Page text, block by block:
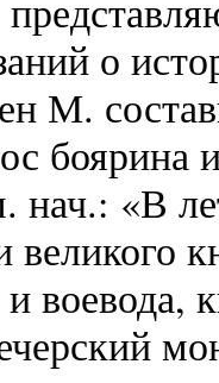
о
М.
нач.: «В
великого
воевода,